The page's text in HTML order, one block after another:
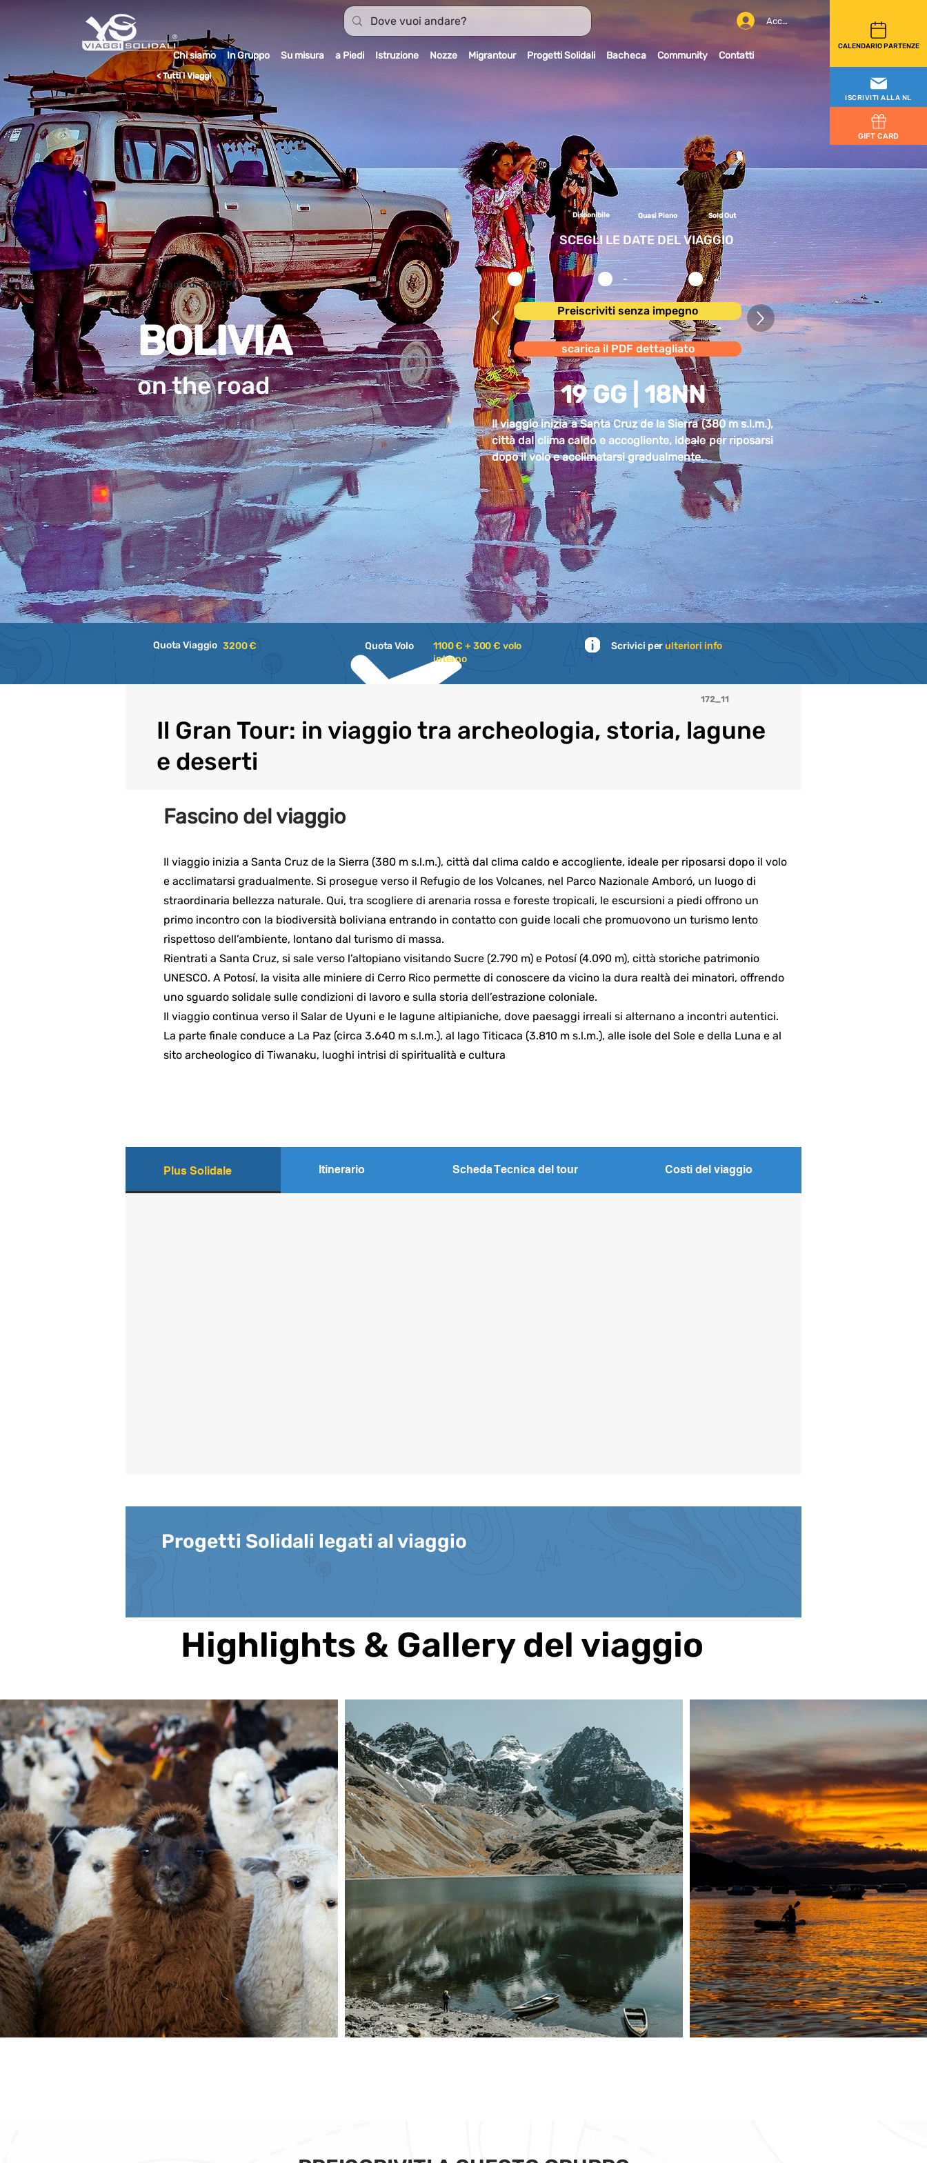
CALENDARIO PARTENZE
Accedi
ISCRIVITI ALLA NL
GIFT CARD
Chi siamo In Gruppo Su misura a Piedi Istruzione Nozze Migrantour Progetti Solidali Bacheca Community Contatti
< Tutti i Viaggi
Viaggio di GRUPPO
BOLIVIA
on the road
Disponibile Quasi Pieno Sold Out
SCEGLI LE DATE DEL VIAGGIO
- - -
Preiscriviti senza impegno
scarica il PDF dettagliato
19 GG | 18NN
Il viaggio inizia a Santa Cruz de la Sierra (380 m s.l.m.),
città dal clima caldo e accogliente, ideale per riposarsi
dopo il volo e acclimatarsi gradualmente.
Quota Viaggio 3200 € Quota Volo
1100 € + 300 € volo
interno
Scrivici perulteriori info
Plus Solidale Itinerario Scheda Tecnica del tour Costi del viaggio
172_11
Il Gran Tour: in viaggio tra archeologia, storia, lagune
e deserti
Fascino del viaggio
Il viaggio inizia a Santa Cruz de la Sierra (380 m s.l.m.), città dal clima caldo e accogliente, ideale per riposarsi dopo il volo
e acclimatarsi gradualmente. Si prosegue verso il Refugio de los Volcanes, nel Parco Nazionale Amboró, un luogo di
straordinaria bellezza naturale. Qui, tra scogliere di arenaria rossa e foreste tropicali, le escursioni a piedi offrono un
primo incontro con la biodiversità boliviana entrando in contatto con guide locali che promuovono un turismo lento
rispettoso dell’ambiente, lontano dal turismo di massa.
Rientrati a Santa Cruz, si sale verso l’altopiano visitando Sucre (2.790 m) e Potosí (4.090 m), città storiche patrimonio
UNESCO. A Potosí, la visita alle miniere di Cerro Rico permette di conoscere da vicino la dura realtà dei minatori, offrendo
uno sguardo solidale sulle condizioni di lavoro e sulla storia dell’estrazione coloniale.
Il viaggio continua verso il Salar de Uyuni e le lagune altipianiche, dove paesaggi irreali si alternano a incontri autentici.
La parte finale conduce a La Paz (circa 3.640 m s.l.m.), al lago Titicaca (3.810 m s.l.m.), alle isole del Sole e della Luna e al
sito archeologico di Tiwanaku, luoghi intrisi di spiritualità e cultura
Progetti Solidali legati al viaggio
Highlights & Gallery del viaggio